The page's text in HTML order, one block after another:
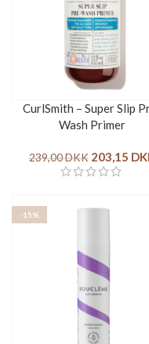
CurlSmith – Super Slip
Wash Primer
239,00DKK 203,15
-15%